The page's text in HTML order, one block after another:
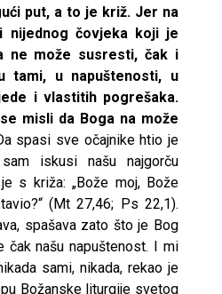
put, a to je križ. Jer na
nijednog čovjeka koji je
ne može susresti, čak i
tami, u napuštenosti, u
i vlastitih pogrešaka.
misli da Boga na može
spasi sve očajnike htio je
iskusi našu najgorču
s križa: „Bože moj, Bože
(Mt 27,46; Ps 22,1).
spašava zato što je Bog
čak našu napuštenost. I mi
sami, nikada, rekao je
Božanske liturgije svetog